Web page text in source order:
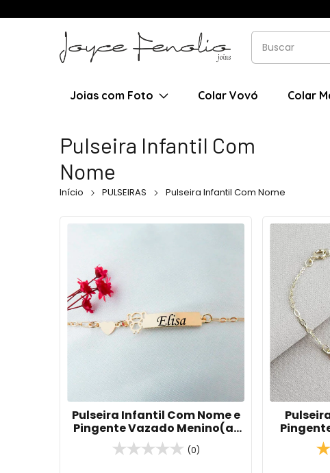
Joias com Foto Colar Vovó Colar
Pulseira Infantil Com
Nome
Início PULSEIRAS Pulseira Infantil Com Nome
Pulseira Infantil Com Nome e
Pingente Vazado Menino(a)
Banhado Em Ouro 18k
(0)